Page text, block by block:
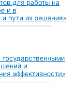
для работы на
и в
пути их решения»
и
эффективности»